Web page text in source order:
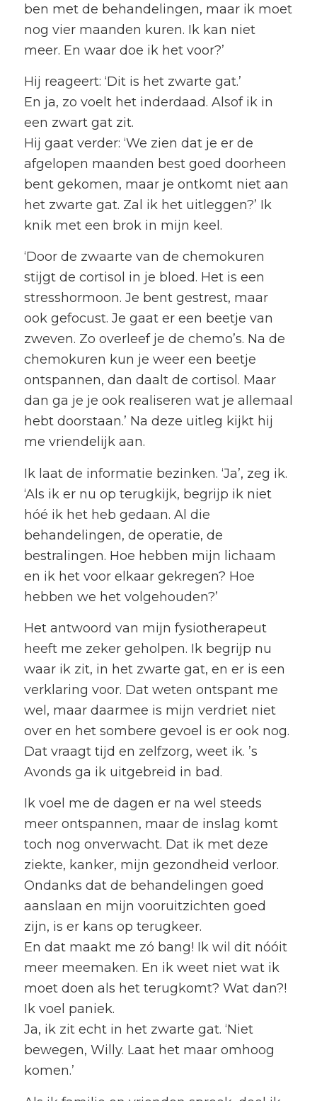
ben met de behandelingen, maar ik moet
nog vier maanden kuren. Ik kan niet
meer. En waar doe ik het voor?’
Hij reageert: ‘Dit is het zwarte gat.’
En ja, zo voelt het inderdaad. Alsof ik in
een zwart gat zit.
Hij gaat verder: ‘We zien dat je er de
afgelopen maanden best goed doorheen
bent gekomen, maar je ontkomt niet aan
het zwarte gat. Zal ik het uitleggen?’ Ik
knik met een brok in mijn keel.
‘Door de zwaarte van de chemokuren
stijgt de cortisol in je bloed. Het is een
stresshormoon. Je bent gestrest, maar
ook gefocust. Je gaat er een beetje van
zweven. Zo overleef je de chemo’s. Na de
chemokuren kun je weer een beetje
ontspannen, dan daalt de cortisol. Maar
dan ga je je ook realiseren wat je allemaal
hebt doorstaan.’ Na deze uitleg kijkt hij
me vriendelijk aan.
Ik laat de informatie bezinken. ‘Ja’, zeg ik.
‘Als ik er nu op terugkijk, begrijp ik niet
hóé ik het heb gedaan. Al die
behandelingen, de operatie, de
bestralingen. Hoe hebben mijn lichaam
en ik het voor elkaar gekregen? Hoe
hebben we het volgehouden?’
Het antwoord van mijn fysiotherapeut
heeft me zeker geholpen. Ik begrijp nu
waar ik zit, in het zwarte gat, en er is een
verklaring voor. Dat weten ontspant me
wel, maar daarmee is mijn verdriet niet
over en het sombere gevoel is er ook nog.
Dat vraagt tijd en zelfzorg, weet ik. ’s
Avonds ga ik uitgebreid in bad.
Ik voel me de dagen er na wel steeds
meer ontspannen, maar de inslag komt
toch nog onverwacht. Dat ik met deze
ziekte, kanker, mijn gezondheid verloor.
Ondanks dat de behandelingen goed
aanslaan en mijn vooruitzichten goed
zijn, is er kans op terugkeer.
En dat maakt me zó bang! Ik wil dit nóóit
meer meemaken. En ik weet niet wat ik
moet doen als het terugkomt? Wat dan?!
Ik voel paniek.
Ja, ik zit echt in het zwarte gat. ‘Niet
bewegen, Willy. Laat het maar omhoog
komen.’